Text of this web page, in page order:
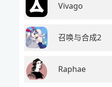
Vivago
召唤与合成2
Raphae